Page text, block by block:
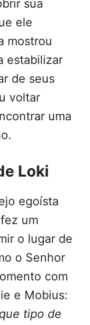
sua
ele
mostrou
estabilizar
de seus
voltar
uma
Loki
egoísta
um
o lugar de
o Senhor
com
e Mobius:
tipo de